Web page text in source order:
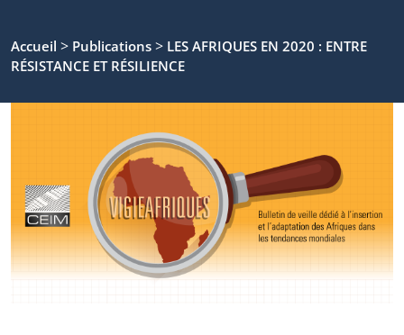
Accueil > Publications > LES AFRIQUES EN 2020 : ENTRE
RÉSISTANCE ET RÉSILIENCE